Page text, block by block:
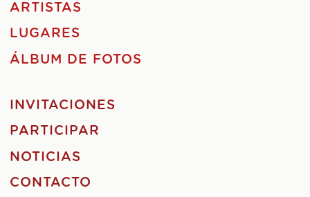
ARTISTAS
LUGARES
ÁLBUM DE FOTOS
INVITACIONES
PARTICIPAR
NOTICIAS
CONTACTO